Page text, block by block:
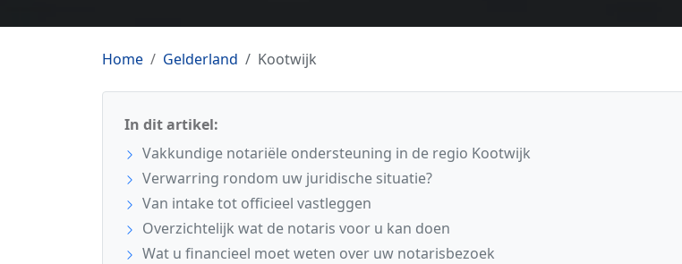
Home Gelderland Kootwijk
In dit artikel:
Vakkundige notariële ondersteuning in de regio Kootwijk
Verwarring rondom uw juridische situatie?
Van intake tot officieel vastleggen
Overzichtelijk wat de notaris voor u kan doen
Wat u financieel moet weten over uw notarisbezoek